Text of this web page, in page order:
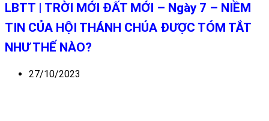
LBTT | TRỜI MỚI ĐẤT MỚI – Ngày 7 – NIỀM
TIN CỦA HỘI THÁNH CHÚA ĐƯỢC TÓM TẮT
NHƯ THẾ NÀO?
27/10/2023